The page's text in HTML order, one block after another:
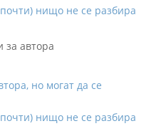
нищо не се разбира
за автора
но могат да се
нищо не се разбира